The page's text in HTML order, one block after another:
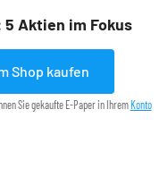
5 Aktien im Fokus
Shop kaufen
Sie gekaufte E-Paper in Ihrem Konto